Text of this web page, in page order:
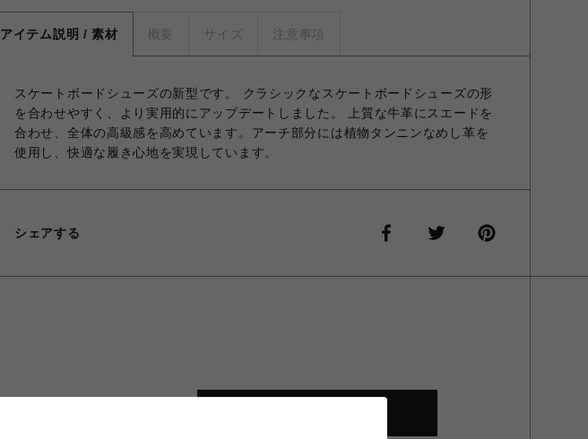
アイテム説明 / 素材 概要 サイズ 注意事項
スケートボードシューズの新型です。 クラシックなスケートボードシューズの形
を合わせやすく、より実用的にアップデートしました。 上質な牛革にスエードを
合わせ、全体の高級感を高めています。アーチ部分には植物タンニンなめし革を
使用し、快適な履き心地を実現しています。
シェアする